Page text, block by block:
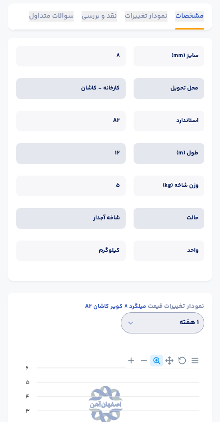
مشخصات نمودار تغییرات نقد و بررسی سوالات متداول
سایز (mm) 8
محل تحویل کارخانه - کاشان
استاندارد A2
طول (m) 12
وزن شاخه (kg) 5
حالت شاخه آجدار
واحد کیلوگرم
نمودار تغییرات قیمت میلگرد 8 کویر کاشان A2
۱ هفته
6
5
4
3